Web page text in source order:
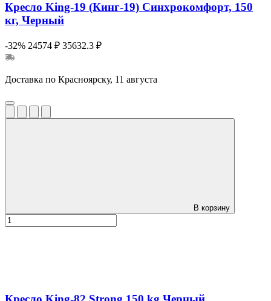
Кресло King-19 (Кинг-19) Синхрокомфорт, 150
кг, Черный
-32% 24574 ₽ 35632.3 ₽
Доставка по Красноярску, 11 августа
В корзину